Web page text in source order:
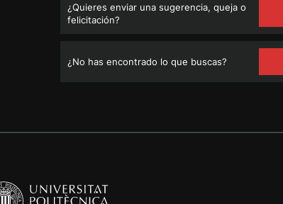
¿Quieres enviar una sugerencia, queja o
felicitación?
¿No has encontrado lo que buscas?